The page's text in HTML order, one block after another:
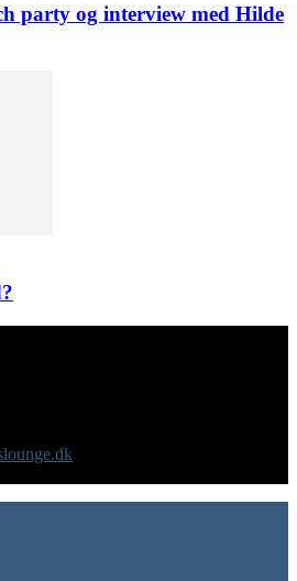
party og interview med Hilde